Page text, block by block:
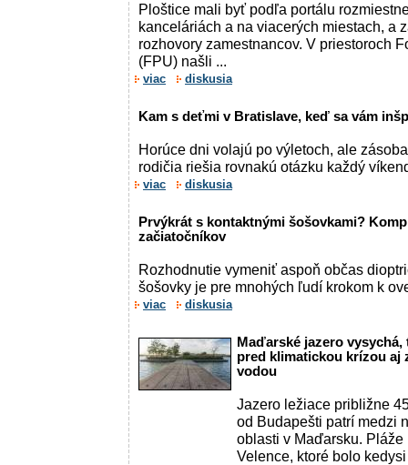
Ploštice mali byť podľa portálu
kanceláriách a na viacerých miestach, a
rozhovory zamestnancov. V priestoroch
(FPU) našli ...
viac diskusia
Kam s deťmi v Bratislave, keď sa vám
Horúce dni volajú po výletoch, ale
rodičia riešia rovnakú otázku každý
viac diskusia
Prvýkrát s kontaktnými šošovkami?
začiatočníkov
Rozhodnutie vymeniť aspoň občas
šošovky je pre mnohých ľudí krokom k
viac diskusia
Maďarské jazero
pred klimatickou krízou aj
vodou
Jazero ležiace približne
od Budapešti patrí medzi
oblasti v Maďarsku.
Velence, ktoré bolo